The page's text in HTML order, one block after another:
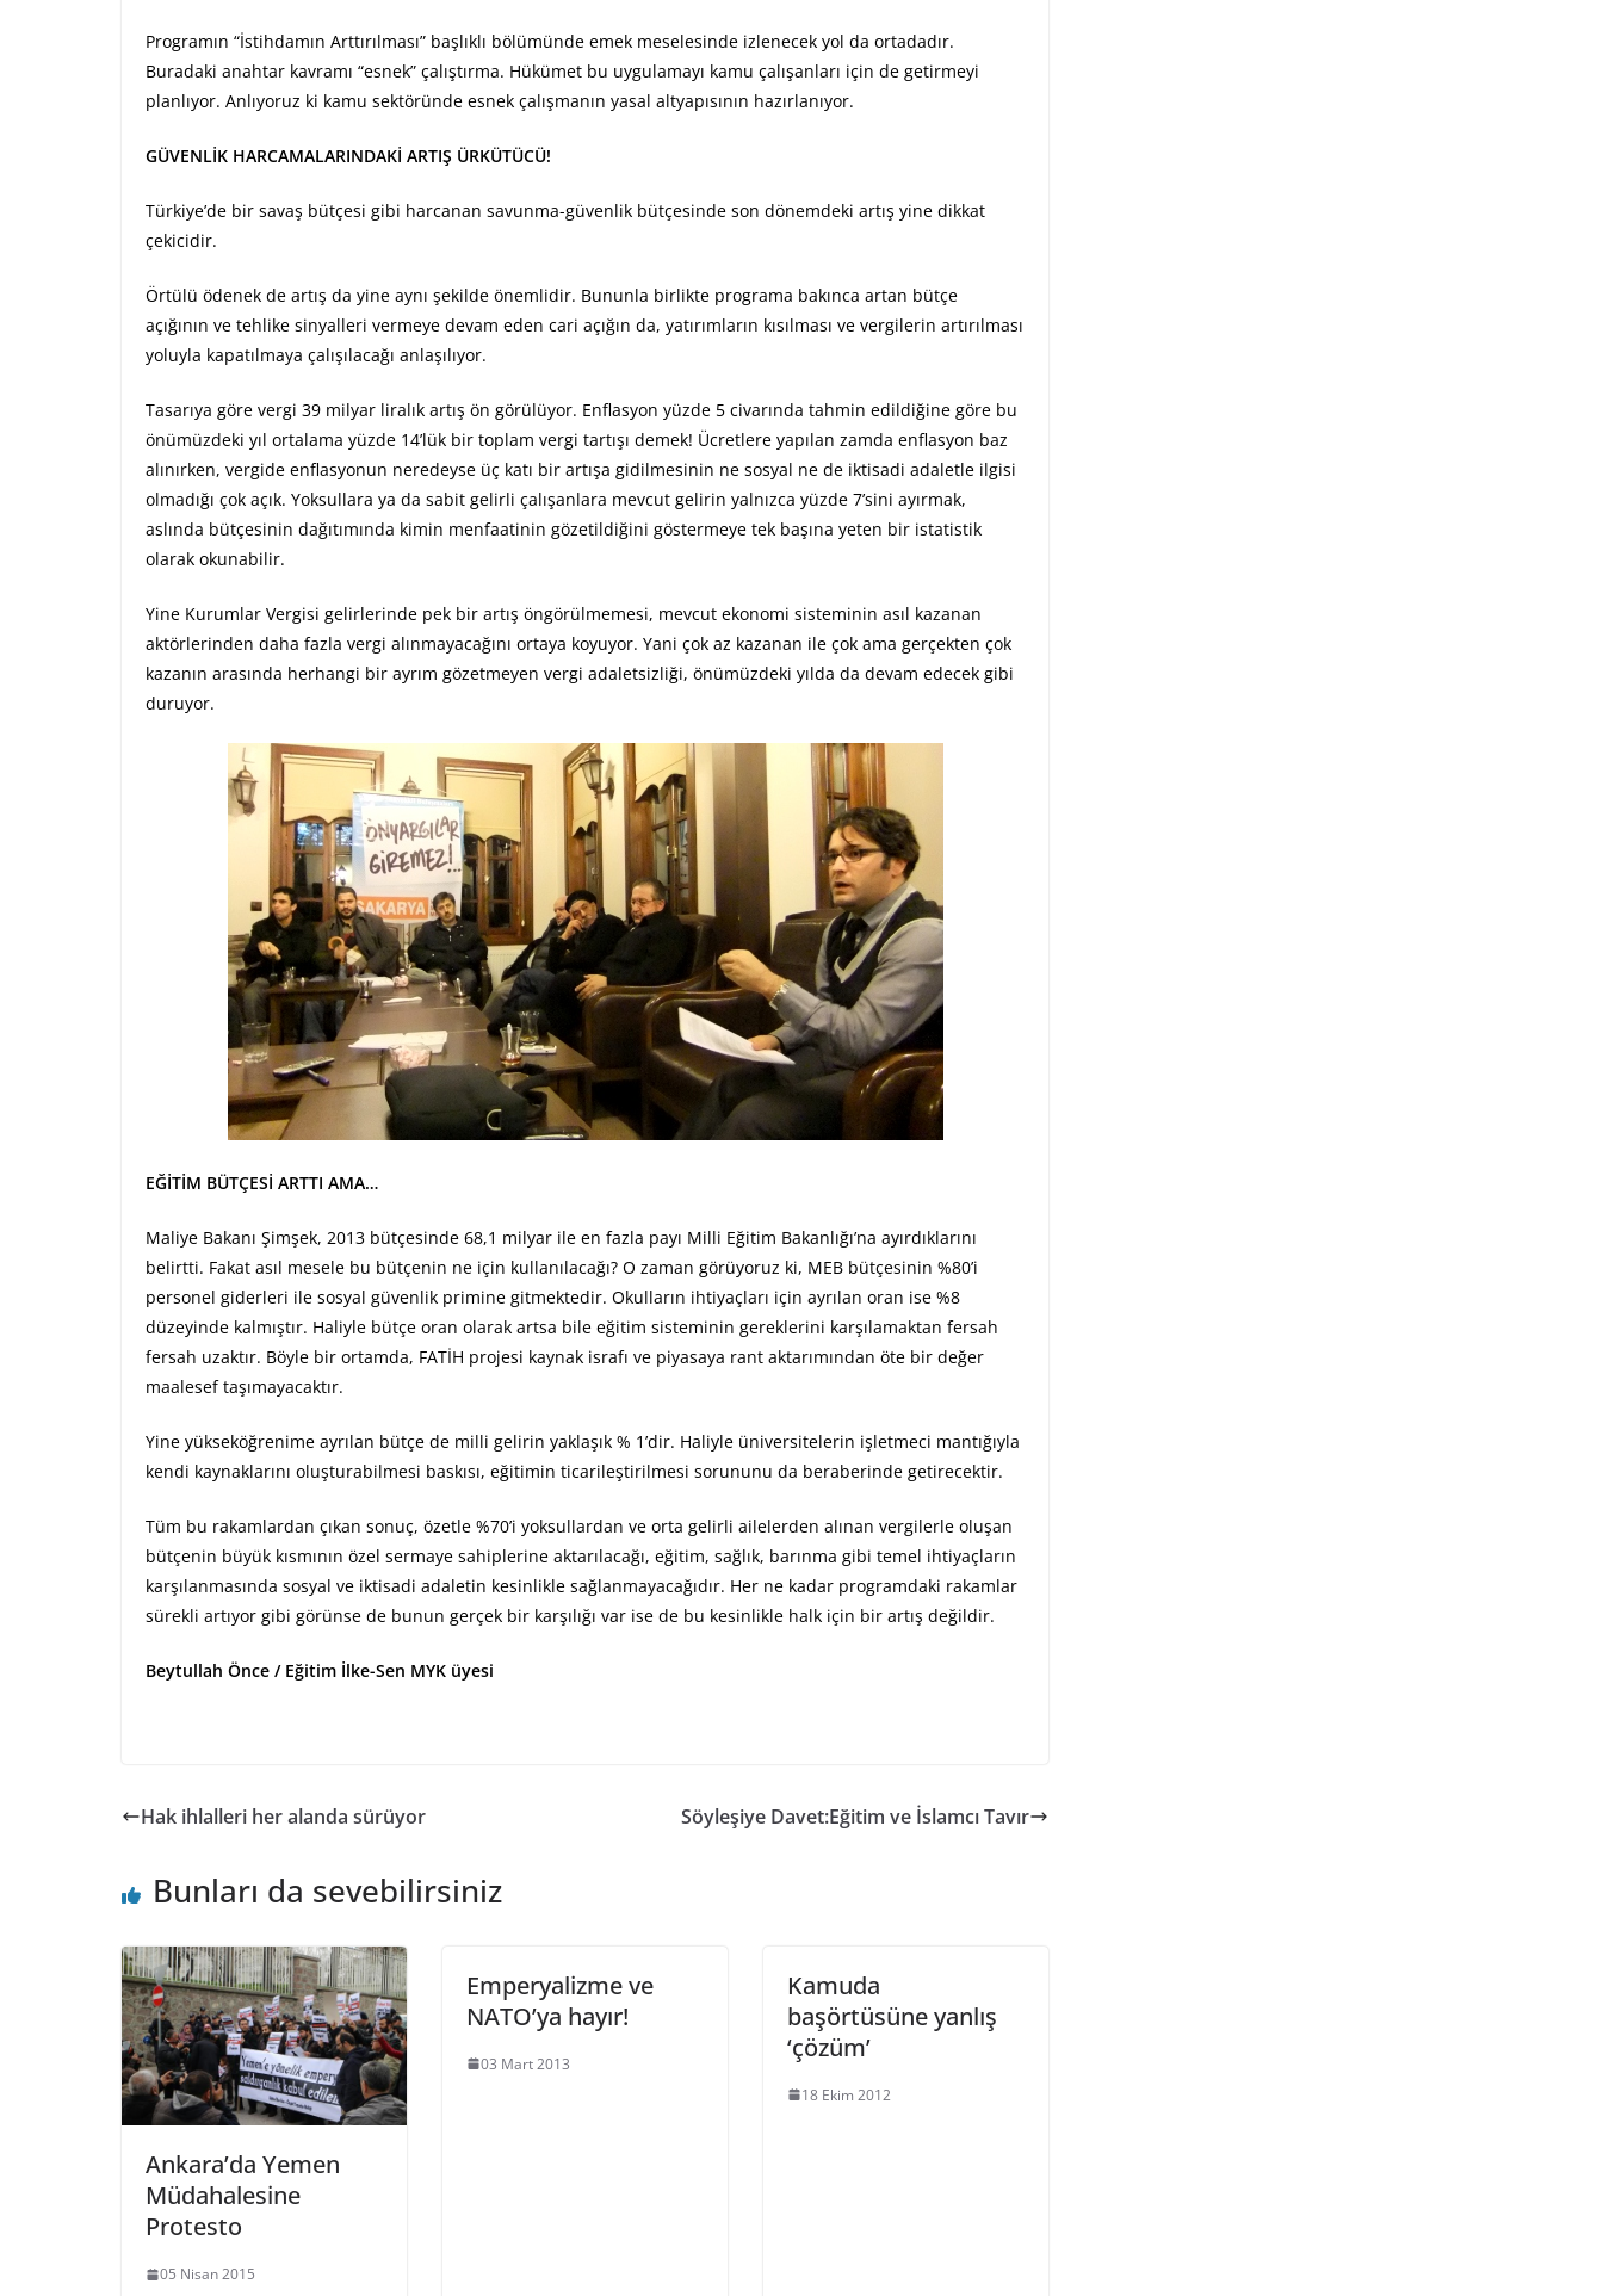
Programın “İstihdamın Arttırılması” başlıklı bölümünde emek meselesinde izlenecek yol da ortadadır.
Buradaki anahtar kavramı “esnek” çalıştırma. Hükümet bu uygulamayı kamu çalışanları için de getirmeyi
planlıyor. Anlıyoruz ki kamu sektöründe esnek çalışmanın yasal altyapısının hazırlanıyor.
GÜVENLİK HARCAMALARINDAKİ ARTIŞ ÜRKÜTÜCÜ!
Türkiye’de bir savaş bütçesi gibi harcanan savunma-güvenlik bütçesinde son dönemdeki artış yine dikkat
çekicidir.
Örtülü ödenek de artış da yine aynı şekilde önemlidir. Bununla birlikte programa bakınca artan bütçe
açığının ve tehlike sinyalleri vermeye devam eden cari açığın da, yatırımların kısılması ve vergilerin artırılması
yoluyla kapatılmaya çalışılacağı anlaşılıyor.
Tasarıya göre vergi 39 milyar liralık artış ön görülüyor. Enflasyon yüzde 5 civarında tahmin edildiğine göre bu
önümüzdeki yıl ortalama yüzde 14’lük bir toplam vergi tartışı demek! Ücretlere yapılan zamda enflasyon baz
alınırken, vergide enflasyonun neredeyse üç katı bir artışa gidilmesinin ne sosyal ne de iktisadi adaletle ilgisi
olmadığı çok açık. Yoksullara ya da sabit gelirli çalışanlara mevcut gelirin yalnızca yüzde 7’sini ayırmak,
aslında bütçesinin dağıtımında kimin menfaatinin gözetildiğini göstermeye tek başına yeten bir istatistik
olarak okunabilir.
Yine Kurumlar Vergisi gelirlerinde pek bir artış öngörülmemesi, mevcut ekonomi sisteminin asıl kazanan
aktörlerinden daha fazla vergi alınmayacağını ortaya koyuyor. Yani çok az kazanan ile çok ama gerçekten çok
kazanın arasında herhangi bir ayrım gözetmeyen vergi adaletsizliği, önümüzdeki yılda da devam edecek gibi
duruyor.
EĞİTİM BÜTÇESİ ARTTI AMA…
Maliye Bakanı Şimşek, 2013 bütçesinde 68,1 milyar ile en fazla payı Milli Eğitim Bakanlığı’na ayırdıklarını
belirtti. Fakat asıl mesele bu bütçenin ne için kullanılacağı? O zaman görüyoruz ki, MEB bütçesinin %80’i
personel giderleri ile sosyal güvenlik primine gitmektedir. Okulların ihtiyaçları için ayrılan oran ise %8
düzeyinde kalmıştır. Haliyle bütçe oran olarak artsa bile eğitim sisteminin gereklerini karşılamaktan fersah
fersah uzaktır. Böyle bir ortamda, FATİH projesi kaynak israfı ve piyasaya rant aktarımından öte bir değer
maalesef taşımayacaktır.
Yine yükseköğrenime ayrılan bütçe de milli gelirin yaklaşık % 1’dir. Haliyle üniversitelerin işletmeci mantığıyla
kendi kaynaklarını oluşturabilmesi baskısı, eğitimin ticarileştirilmesi sorununu da beraberinde getirecektir.
Tüm bu rakamlardan çıkan sonuç, özetle %70’i yoksullardan ve orta gelirli ailelerden alınan vergilerle oluşan
bütçenin büyük kısmının özel sermaye sahiplerine aktarılacağı, eğitim, sağlık, barınma gibi temel ihtiyaçların
karşılanmasında sosyal ve iktisadi adaletin kesinlikle sağlanmayacağıdır. Her ne kadar programdaki rakamlar
sürekli artıyor gibi görünse de bunun gerçek bir karşılığı var ise de bu kesinlikle halk için bir artış değildir.
Beytullah Önce / Eğitim İlke-Sen MYK üyesi
Hak ihlalleri her alanda sürüyor Söyleşiye Davet:Eğitim ve İslamcı Tavır
Bunları da sevebilirsiniz
Ankara’da Yemen
Müdahalesine
Protesto
05 Nisan 2015
Emperyalizme ve
NATO’ya hayır!
03 Mart 2013
Kamuda
başörtüsüne yanlış
‘çözüm’
18 Ekim 2012